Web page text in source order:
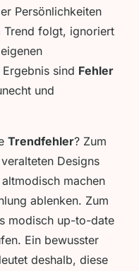
Persönlichkeiten
Trend folgt, ignoriert
sind Fehler
und
Trendfehler? Zum
Designs
machen
ablenken. Zum
modisch up-to-date
Ein bewusster
deshalb, diese